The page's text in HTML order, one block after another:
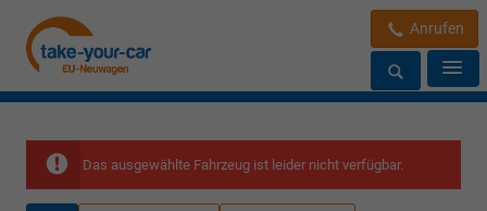
Anrufen
Das ausgewählte Fahrzeug ist leider nicht verfügbar.